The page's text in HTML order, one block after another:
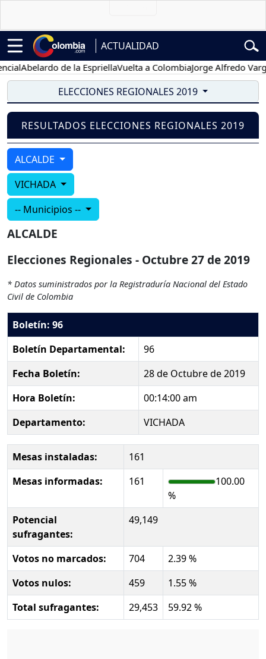
ACTUALIDAD
Abelardo de la EspriellaVuelta a ColombiaJorge Alfredo
ELECCIONES REGIONALES 2019
RESULTADOS ELECCIONES REGIONALES 2019
ALCALDE
VICHADA
-- Municipios --
ALCALDE
Elecciones Regionales - Octubre 27 de 2019
* Datos suministrados por la Registraduría Nacional del Estado
Civil de Colombia
Boletín: 96
Boletín Departamental:
96
Fecha Boletín:
28 de Octubre de 2019
Hora Boletín:
00:14:00 am
Departamento:
VICHADA
Mesas instaladas:
161
Mesas informadas:
161
100.00
%
Potencial
sufragantes:
49,149
Votos no marcados: 704
2.39 %
Votos nulos:
459
1.55 %
Total sufragantes:
29,453 59.92 %